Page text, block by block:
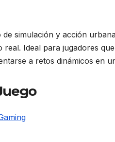
de simulación y acción
real. Ideal para jugadores
a retos dinámicos en